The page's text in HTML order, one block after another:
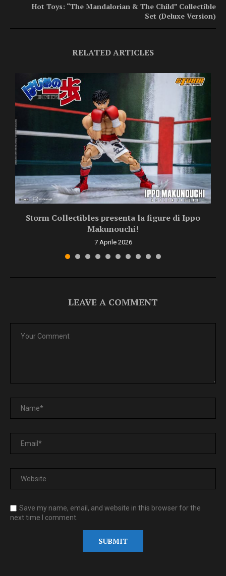
Hot Toys: “The Mandalorian & The Child” Collectible
Set (Deluxe Version)
RELATED ARTICLES
Storm Collectibles presenta la figure di Ippo
Makunouchi!
7 Aprile 2026
LEAVE A COMMENT
Save my name, email, and website in this browser for the
next time I comment.